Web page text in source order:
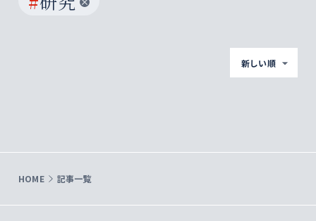
新しい順
HOME 記事一覧